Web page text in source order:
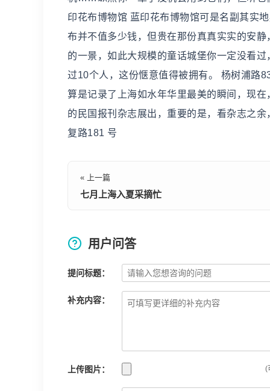
印花布博物馆 蓝印花布博物馆可是名副其实
布并不值多少钱，但贵在那份真真实实的安
的一景，如此大规模的童话城堡你一定没看
过10个人，这份惬意值得被拥有。 杨树浦路
算是记录了上海如水年华里最美的瞬间，现
的民国报刊杂志展出，重要的是，看杂志之
复路181 号
« 上一篇
七月上海入夏采摘忙
用户问答
提问标题：
补充内容：
上传图片： (